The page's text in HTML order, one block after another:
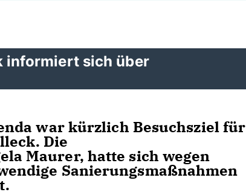
informiert sich über
war kürzlich Besuchsziel für
Die
Maurer, hatte sich wegen
Sanierungsmaßnahmen